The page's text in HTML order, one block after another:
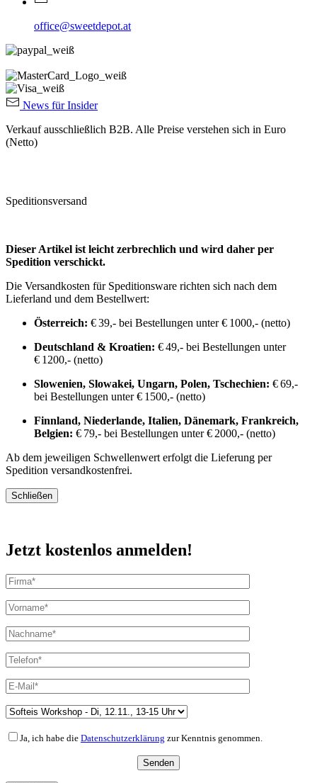
office@sweetdepot.at
News für Insider
Verkauf ausschließlich B2B. Alle Preise verstehen sich in Euro
(Netto)
Speditionsversand
Dieser Artikel ist leicht zerbrechlich und wird daher per
Spedition verschickt.
Die Versandkosten für Speditionsware richten sich nach dem
Lieferland und dem Bestellwert:
Österreich: € 39,- bei Bestellungen unter € 1000,- (netto)
Deutschland & Kroatien: € 49,- bei Bestellungen unter
€ 1200,- (netto)
Slowenien, Slowakei, Ungarn, Polen, Tschechien: € 69,-
bei Bestellungen unter € 1500,- (netto)
Finnland, Niederlande, Italien, Dänemark, Frankreich,
Belgien: € 79,- bei Bestellungen unter € 2000,- (netto)
Ab dem jeweiligen Schwellenwert erfolgt die Lieferung per
Spedition versandkostenfrei.
Schließen
Jetzt kostenlos anmelden!
Ja, ich habe die Datenschutzerklärung zur Kenntnis genommen.